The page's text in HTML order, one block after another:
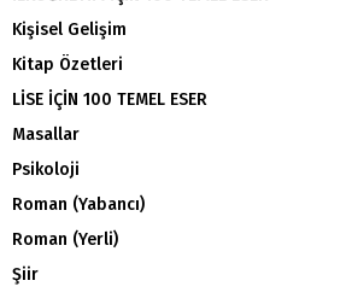
Kişisel Gelişim
Kitap Özetleri
LİSE İÇİN 100 TEMEL ESER
Masallar
Psikoloji
Roman (Yabancı)
Roman (Yerli)
Şiir